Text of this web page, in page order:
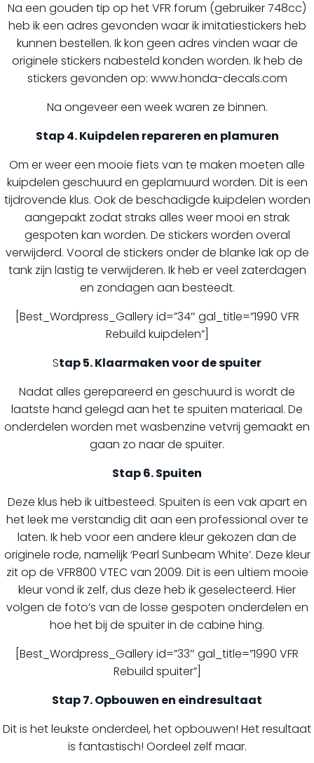
Na een gouden tip op het VFR forum (gebruiker 748cc)
heb ik een adres gevonden waar ik imitatiestickers heb
kunnen bestellen. Ik kon geen adres vinden waar de
originele stickers nabesteld konden worden. Ik heb de
stickers gevonden op: www.honda-decals.com
Na ongeveer een week waren ze binnen.
Stap 4. Kuipdelen repareren en plamuren
Om er weer een mooie fiets van te maken moeten alle
kuipdelen geschuurd en geplamuurd worden. Dit is een
tijdrovende klus. Ook de beschadigde kuipdelen worden
aangepakt zodat straks alles weer mooi en strak
gespoten kan worden. De stickers worden overal
verwijderd. Vooral de stickers onder de blanke lak op de
tank zijn lastig te verwijderen. Ik heb er veel zaterdagen
en zondagen aan besteedt.
[Best_Wordpress_Gallery id=”34″ gal_title=”1990 VFR
Rebuild kuipdelen”]
Stap 5. Klaarmaken voor de spuiter
Nadat alles gerepareerd en geschuurd is wordt de
laatste hand gelegd aan het te spuiten materiaal. De
onderdelen worden met wasbenzine vetvrij gemaakt en
gaan zo naar de spuiter.
Stap 6. Spuiten
Deze klus heb ik uitbesteed. Spuiten is een vak apart en
het leek me verstandig dit aan een professional over te
laten. Ik heb voor een andere kleur gekozen dan de
originele rode, namelijk ‘Pearl Sunbeam White’. Deze kleur
zit op de VFR800 VTEC van 2009. Dit is een ultiem mooie
kleur vond ik zelf, dus deze heb ik geselecteerd. Hier
volgen de foto’s van de losse gespoten onderdelen en
hoe het bij de spuiter in de cabine hing.
[Best_Wordpress_Gallery id=”33″ gal_title=”1990 VFR
Rebuild spuiter”]
Stap 7. Opbouwen en eindresultaat
Dit is het leukste onderdeel, het opbouwen! Het resultaat
is fantastisch! Oordeel zelf maar.